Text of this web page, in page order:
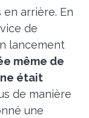
arrière. En
de
lancement
même de
était
de manière
une